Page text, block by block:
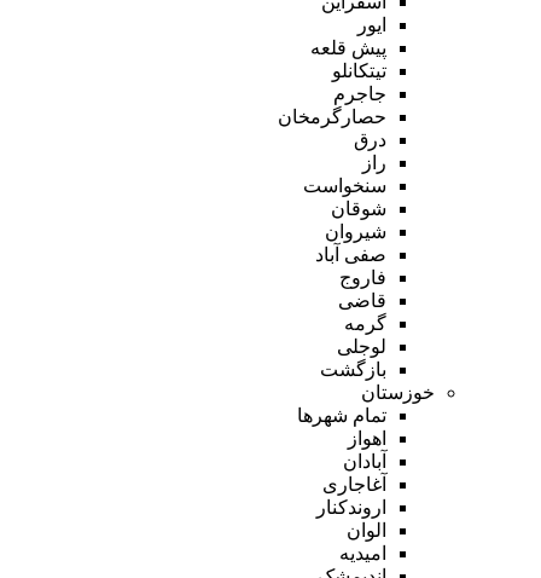
ایور
پیش قلعه
تیتکانلو
جاجرم
حصارگرمخان
درق
راز
سنخواست
شوقان
شیروان
صفی آباد
فاروج
قاضی
گرمه
لوجلی
بازگشت
خوزستان
تمام شهر‌ها
اهواز
آبادان
آغاجاری
اروندکنار
الوان
امیدیه